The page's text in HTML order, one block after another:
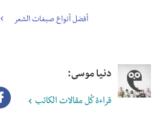
أفضل أنواع صبغات الشعر
دنيا موسى:
قراءة كُل مقالات الكاتب